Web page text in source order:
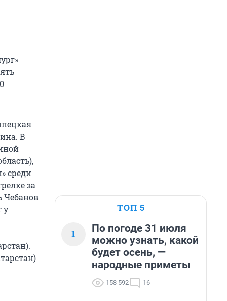
В
среди
за
Чебанов
у
ТОП 5
1
По погоде 31 июля
можно узнать, какой
будет осень, —
народные приметы
158 592 16